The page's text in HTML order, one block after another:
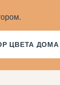
ЦВЕТА ДОМА